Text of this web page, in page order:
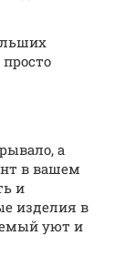
а
в вашем
и
изделия в
уют и